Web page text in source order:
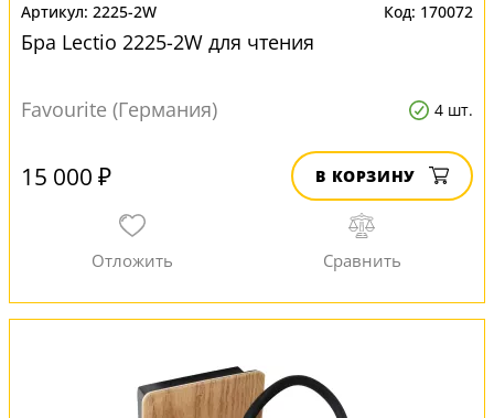
2225-2W 170072
Бра Lectio 2225-2W для чтения
Favourite (Германия) 4 шт.
15 000 ₽ В КОРЗИНУ